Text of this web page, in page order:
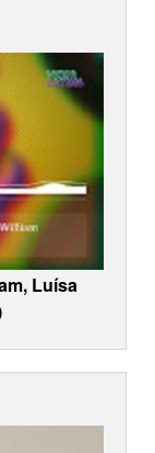
Luísa